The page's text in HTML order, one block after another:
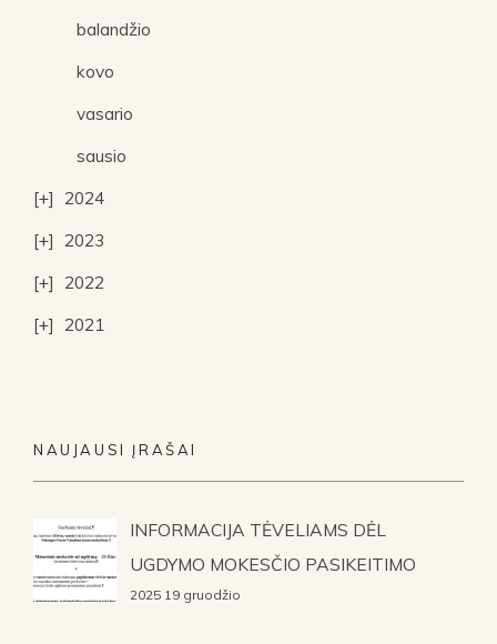
balandžio
kovo
vasario
sausio
2024
2023
2022
2021
NAUJAUSI ĮRAŠAI
INFORMACIJA TĖVELIAMS DĖL
UGDYMO MOKESČIO PASIKEITIMO
2025 19 gruodžio